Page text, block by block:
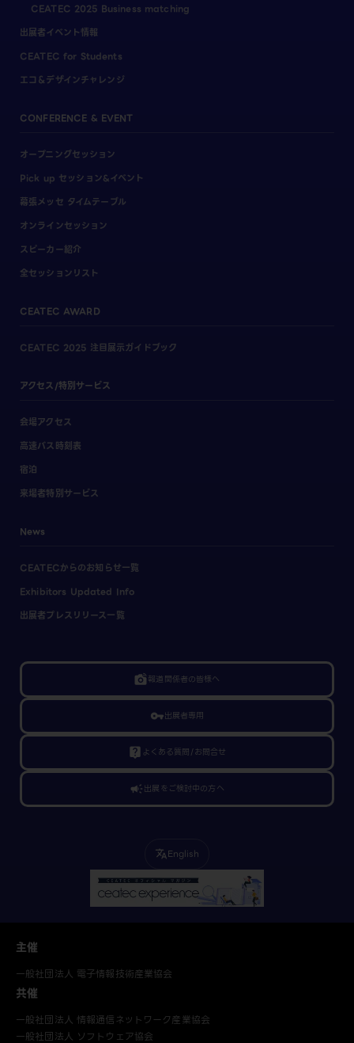
CEATEC 2025 Business matching
出展者イベント情報
CEATEC for Students
エコ＆デザインチャレンジ
CONFERENCE & EVENT
オープニングセッション
Pick up セッション&イベント
幕張メッセ タイムテーブル
オンラインセッション
スピーカー紹介
全セッションリスト
CEATEC AWARD
CEATEC 2025 注目展示ガイドブック
アクセス/特別サービス
会場アクセス
高速バス時刻表
宿泊
来場者特別サービス
News
CEATECからのお知らせ一覧
Exhibitors Updated Info
出展者プレスリリース一覧
linked_camera報道関係者の皆様へ
vpn_key出展者専用
live_help よくある質問/お問合せ
campaign出展をご検討中の方へ
translateEnglish
主催
一般社団法人 電子情報技術産業協会
共催
一般社団法人 情報通信ネットワーク産業協会
一般社団法人 ソフトウェア協会